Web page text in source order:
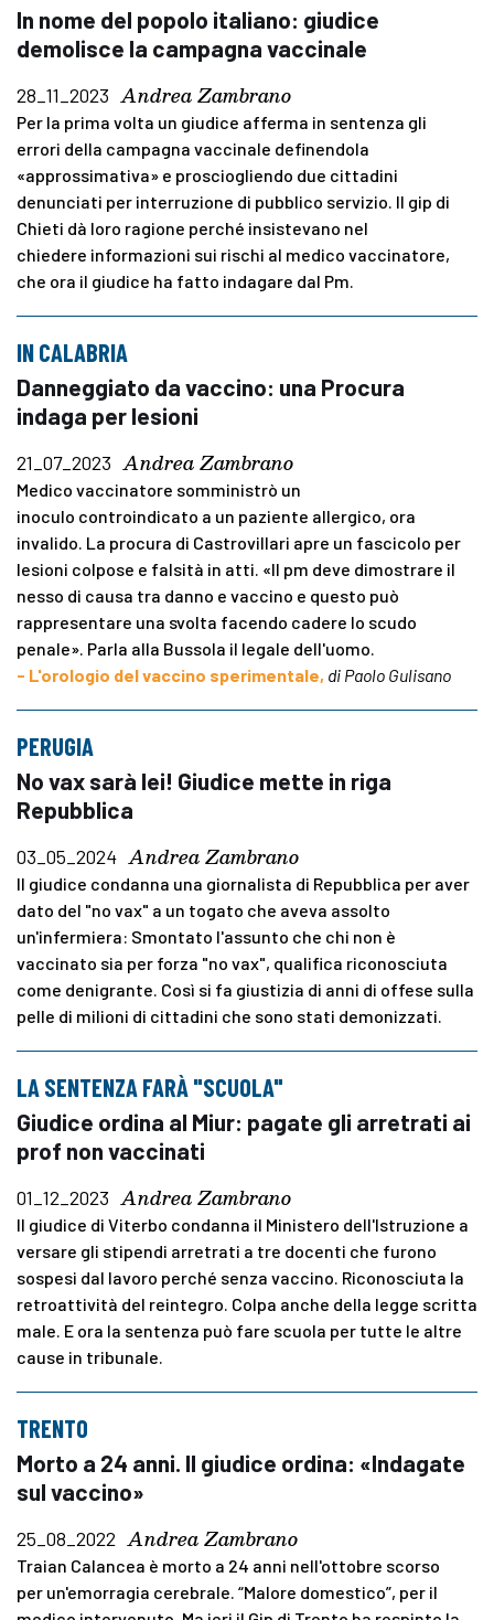
In nome del popolo italiano: giudice
demolisce la campagna vaccinale
28_11_2023 Andrea Zambrano
Per la prima volta un giudice afferma in sentenza gli
errori della campagna vaccinale definendola
«approssimativa» e prosciogliendo due cittadini
denunciati per interruzione di pubblico servizio. Il gip di
Chieti dà loro ragione perché insistevano nel
chiedere informazioni sui rischi al medico vaccinatore,
che ora il giudice ha fatto indagare dal Pm.
IN CALABRIA
Danneggiato da vaccino: una Procura
indaga per lesioni
21_07_2023 Andrea Zambrano
Medico vaccinatore somministrò un
inoculo controindicato a un paziente allergico, ora
invalido. La procura di Castrovillari apre un fascicolo per
lesioni colpose e falsità in atti. «Il pm deve dimostrare il
nesso di causa tra danno e vaccino e questo può
rappresentare una svolta facendo cadere lo scudo
penale». Parla alla Bussola il legale dell'uomo.
- L'orologio del vaccino sperimentale, di Paolo Gulisano
PERUGIA
No vax sarà lei! Giudice mette in riga
Repubblica
03_05_2024 Andrea Zambrano
Il giudice condanna una giornalista di Repubblica per aver
dato del "no vax" a un togato che aveva assolto
un'infermiera: Smontato l'assunto che chi non è
vaccinato sia per forza "no vax", qualifica riconosciuta
come denigrante. Così si fa giustizia di anni di offese sulla
pelle di milioni di cittadini che sono stati demonizzati.
LA SENTENZA FARÀ "SCUOLA"
Giudice ordina al Miur: pagate gli arretrati ai
prof non vaccinati
01_12_2023 Andrea Zambrano
Il giudice di Viterbo condanna il Ministero dell'Istruzione a
versare gli stipendi arretrati a tre docenti che furono
sospesi dal lavoro perché senza vaccino. Riconosciuta la
retroattività del reintegro. Colpa anche della legge scritta
male. E ora la sentenza può fare scuola per tutte le altre
cause in tribunale.
TRENTO
Morto a 24 anni. Il giudice ordina: «Indagate
sul vaccino»
25_08_2022 Andrea Zambrano
Traian Calancea è morto a 24 anni nell'ottobre scorso
per un'emorragia cerebrale. “Malore domestico”, per il